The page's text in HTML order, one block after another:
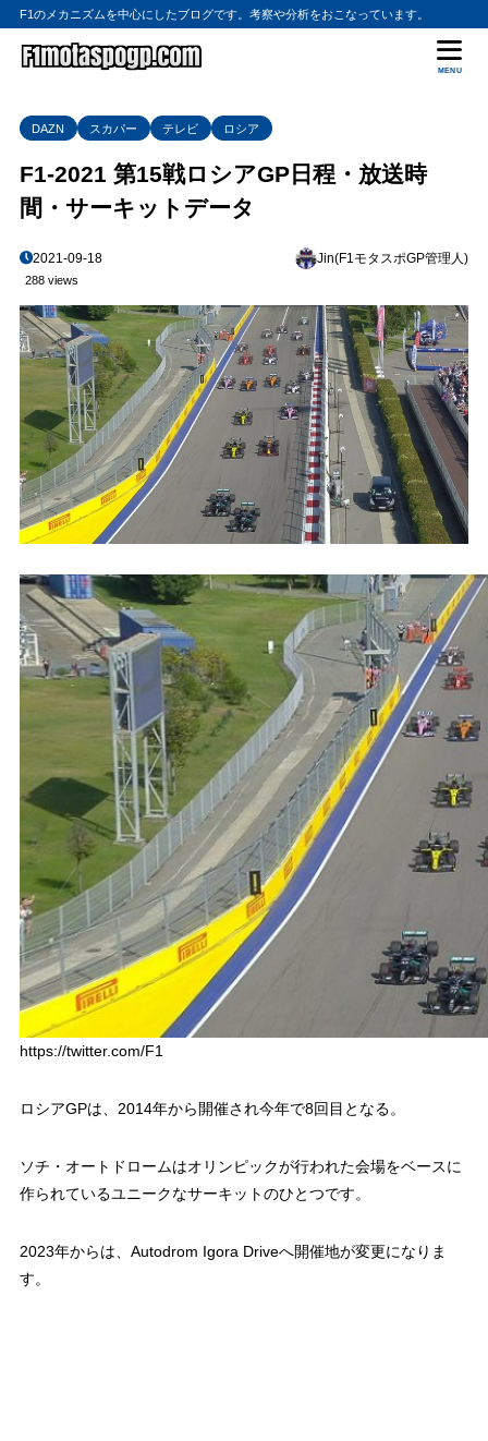
F1のメカニズムを中心にしたブログです。考察や分析をおこなっています。
MENU
DAZN スカパー テレビ ロシア
F1-2021 第15戦ロシアGP日程・放送時
間・サーキットデータ
2021-09-18 Jin(F1モタスポGP管理人)
288 views
https://twitter.com/F1
ロシアGPは、2014年から開催され今年で8回目となる。
ソチ・オートドロームはオリンピックが行われた会場をベースに
作られているユニークなサーキットのひとつです。
2023年からは、Autodrom Igora Driveへ開催地が変更になりま
す。